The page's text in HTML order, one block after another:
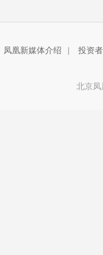
凤凰新媒体介绍 | 投资
北京